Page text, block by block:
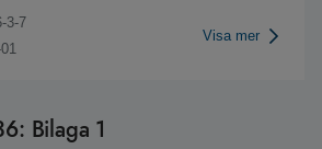
3-7
Visa mer
Bilaga 1